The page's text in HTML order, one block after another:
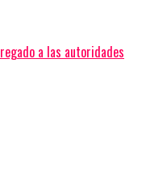
a las autoridades